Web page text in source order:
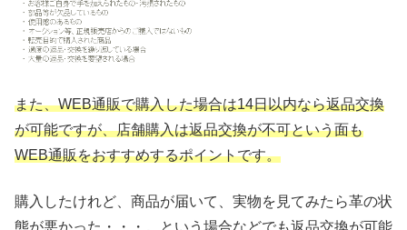
また、WEB通販で購入した場合は14日以内なら返品交換
が可能ですが、店舗購入は返品交換が不可という面も
WEB通販をおすすめするポイントです。
購入したけれど、商品が届いて、実物を見てみたら革の状
態が悪かった・・・。という場合などでも返品交換が可能